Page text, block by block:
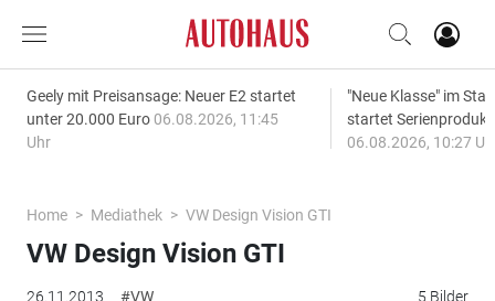
Geely mit Preisansage: Neuer E2 startet
unter 20.000 Euro 06.08.2026, 11:45
Uhr
"Neue Klasse" im
startet
06.08.2026, 10:27
Home Mediathek VW Design Vision GTI
26.11.2013 #VW 5 Bilder
VW Design Vision GTI